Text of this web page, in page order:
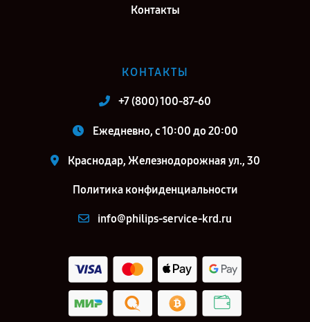
Контакты
КОНТАКТЫ
+7 (800) 100-87-60
Ежедневно, с 10:00 до 20:00
Краснодар, Железнодорожная ул., 30
Политика конфиденциальности
info@philips-service-krd.ru